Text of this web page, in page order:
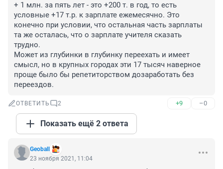
+ 1 млн. за пять лет - это +200 т. в год, то есть
условные +17 т.р. к зарплате ежемесячно. Это
конечно при условии, что остальная часть зарплаты
та же осталась, что о зарплате учителя сказать
трудно.
Может из глубинки в глубинку переехать и имеет
смысл, но в крупных городах эти 17 тысяч наверное
проще было бы репетиторством дозаработать без
переездов.
ОТВЕТИТЬ 2 +9 –0
Показать ещё 2 ответа
Geoball
23 ноября 2021, 11:04